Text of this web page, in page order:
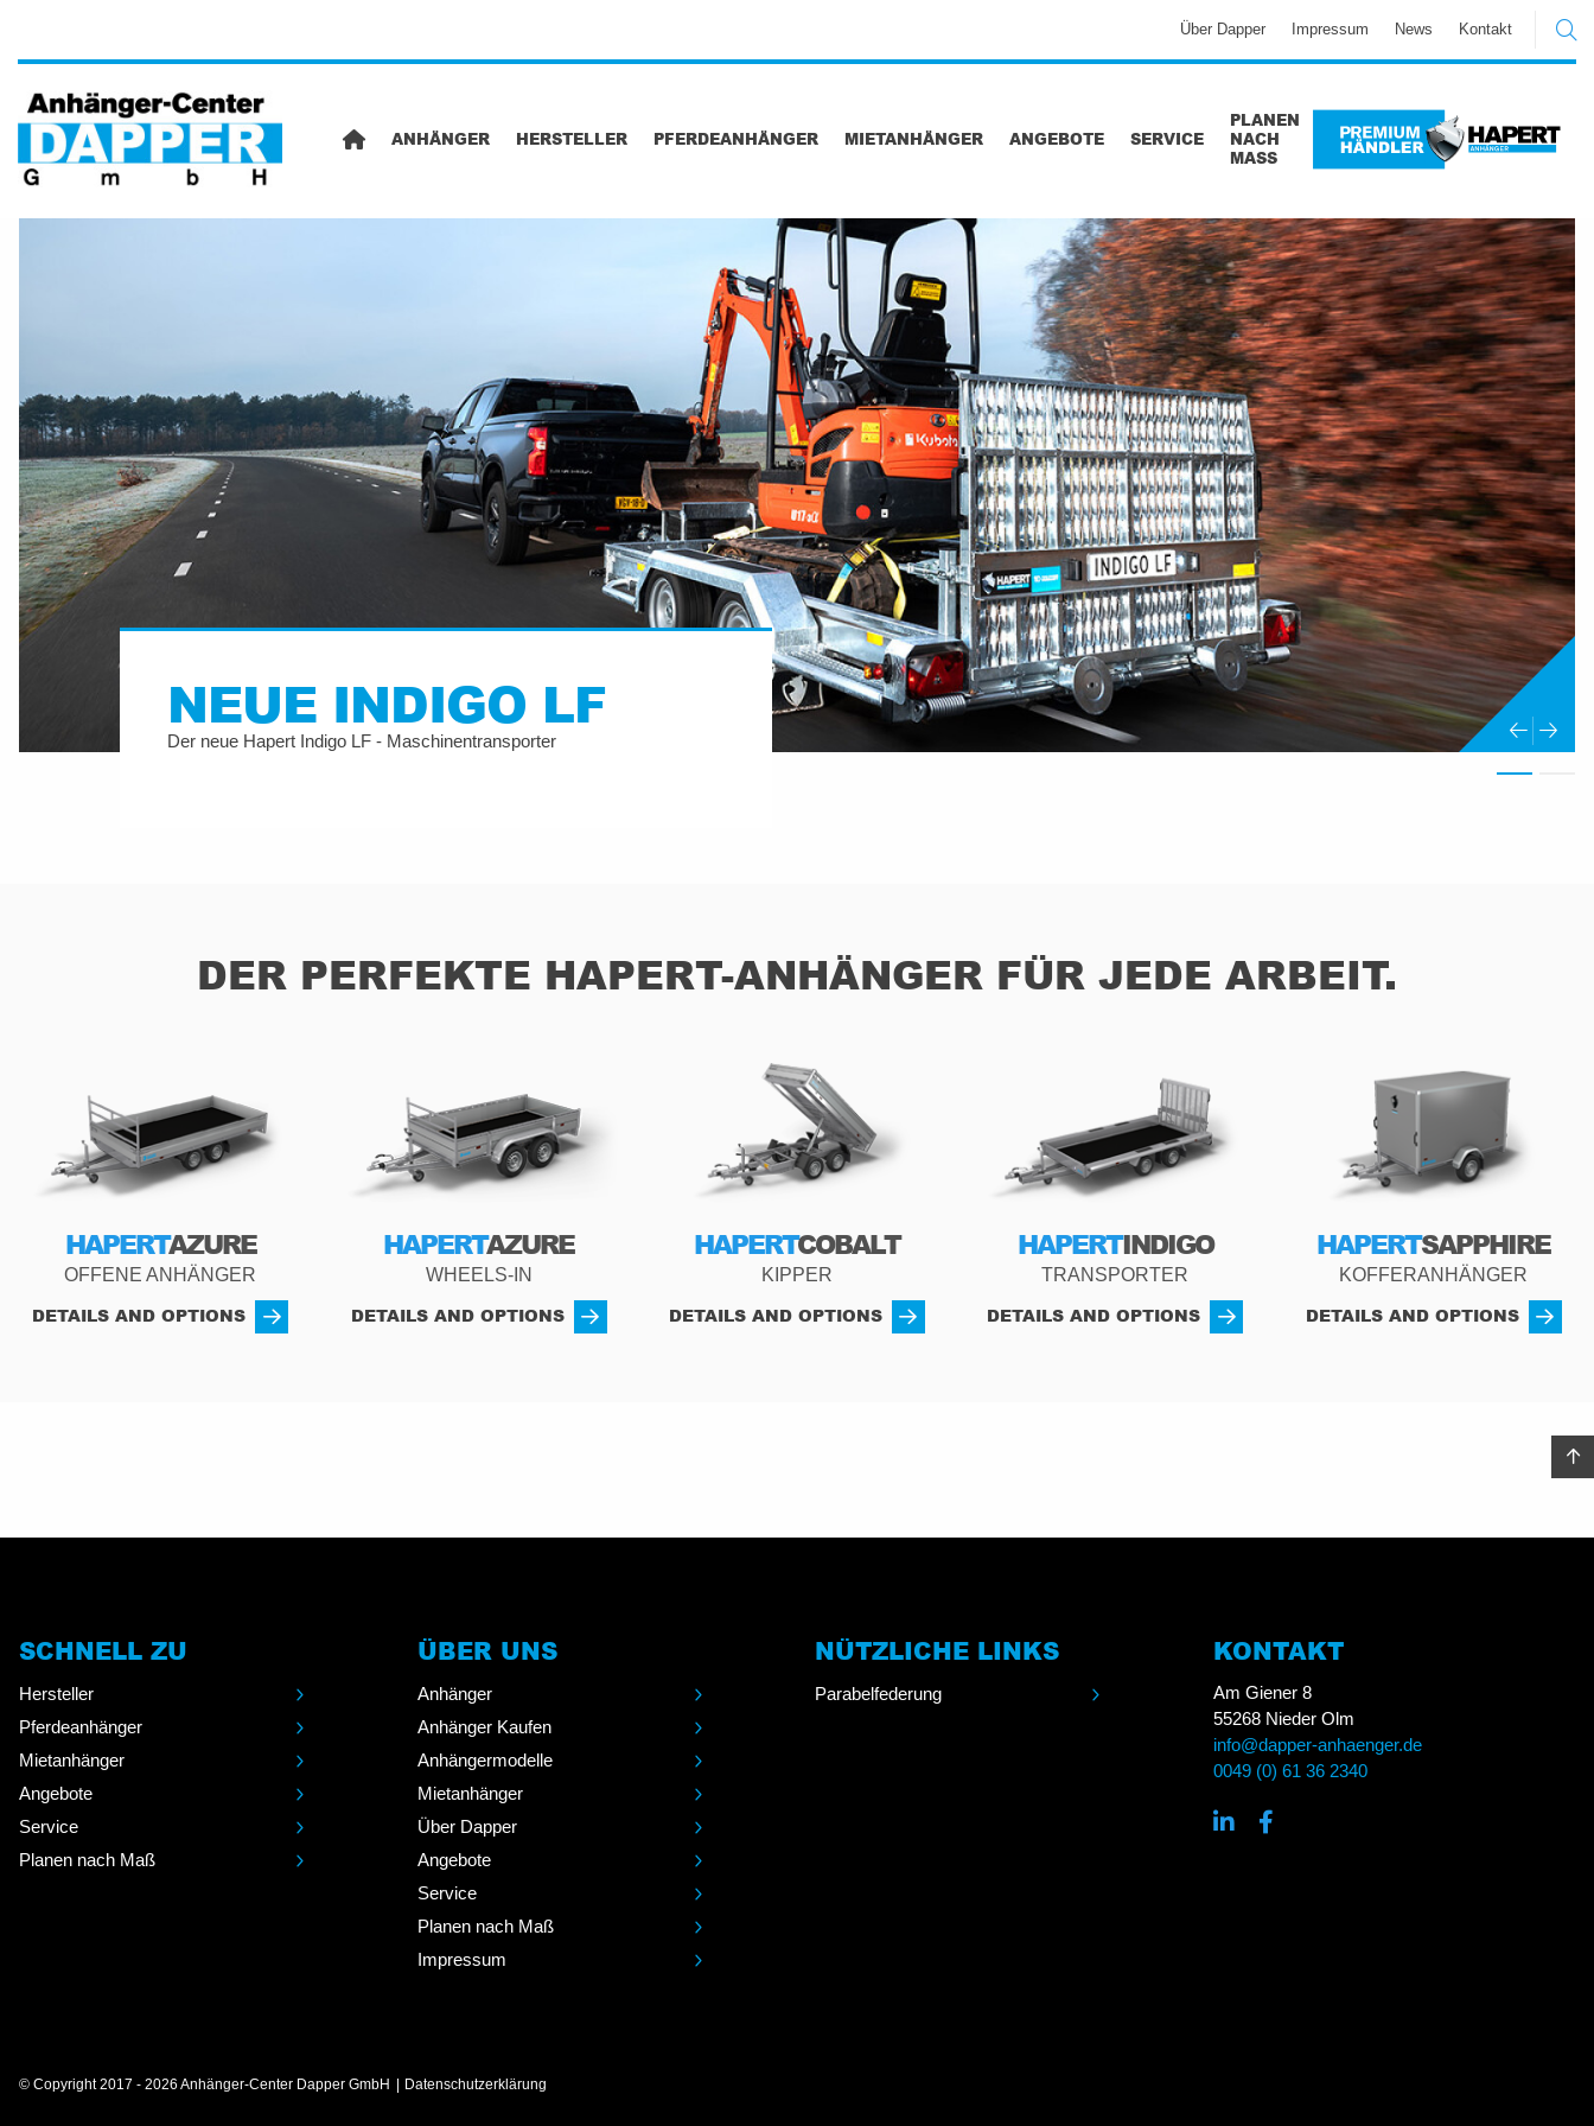
Über Dapper Impressum News Kontakt
ANHÄNGER HERSTELLER PFERDEANHÄNGER MIETANHÄNGER ANGEBOTE SERVICE
PLANEN
NACH
MASS
NEUE INDIGO LF
Der neue Hapert Indigo LF - Maschinentransporter
DER PERFEKTE HAPERT-ANHÄNGER FÜR JEDE ARBEIT.
HAPERTAZURE
OFFENE ANHÄNGER
DETAILS AND OPTIONS
HAPERTAZURE
WHEELS-IN
DETAILS AND OPTIONS
HAPERTCOBALT
KIPPER
DETAILS AND OPTIONS
HAPERTINDIGO
TRANSPORTER
DETAILS AND OPTIONS
HAPERTSAPPHIRE
KOFFERANHÄNGER
DETAILS AND OPTIONS
SCHNELL ZU
Hersteller
Pferdeanhänger
Mietanhänger
Angebote
Service
Planen nach Maß
ÜBER UNS
Anhänger
Anhänger Kaufen
Anhängermodelle
Mietanhänger
Über Dapper
Angebote
Service
Planen nach Maß
Impressum
NÜTZLICHE LINKS
Parabelfederung
KONTAKT
Am Giener 8
55268 Nieder Olm
info@dapper-anhaenger.de
0049 (0) 61 36 2340
© Copyright 2017 - 2026 Anhänger-Center Dapper GmbH Datenschutzerklärung